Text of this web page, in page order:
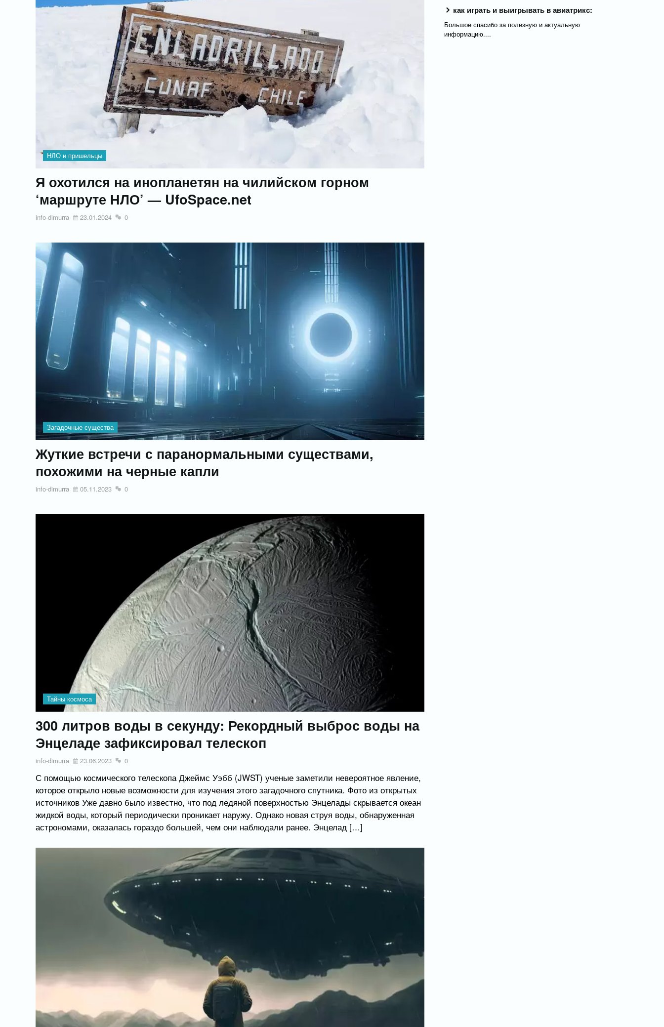
НЛО и пришельцы
Я охотился на инопланетян на чилийском горном
‘маршруте НЛО’ — UfoSpace.net
info-dimurra 23.01.2024 0
Загадочные существа
Жуткие встречи с паранормальными существами,
похожими на черные капли
info-dimurra 05.11.2023 0
Тайны космоса
300 литров воды в секунду: Рекордный выброс воды на
Энцеладе зафиксировал телескоп
info-dimurra 23.06.2023 0
С помощью космического телескопа Джеймс Уэбб (JWST) ученые заметили невероятное явление,
которое открыло новые возможности для изучения этого загадочного спутника. Фото из открытых
источников Уже давно было известно, что под ледяной поверхностью Энцелады скрывается океан
жидкой воды, который периодически проникает наружу. Однако новая струя воды, обнаруженная
астрономами, оказалась гораздо большей, чем они наблюдали ранее. Энцелад […]
как играть и выигрывать в авиатрикс:
Большое спасибо за полезную и актуальную
информацию....